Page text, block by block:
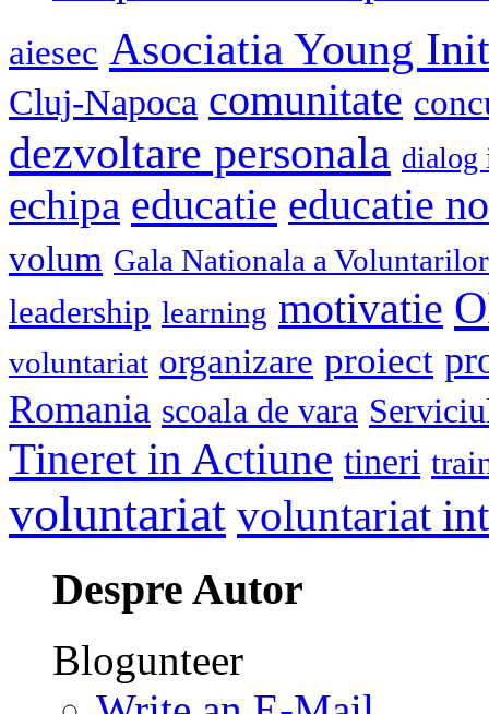
aiesec Asociatia Young
Cluj-Napoca comunitate
dezvoltare personala dialog
echipa educatie educatie
volum Gala Nationala a Voluntarilor
leadership learning motivatie
voluntariat organizare proiect
Romania scoala de vara
Tineret in Actiune tineri
voluntariat voluntariat
Despre Autor
Blogunteer